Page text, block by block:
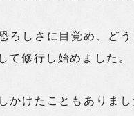
ろしさに目覚め、ど
て修行し始めました。
かけたこともありま